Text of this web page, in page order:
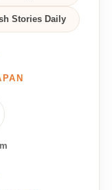
Stories Daily